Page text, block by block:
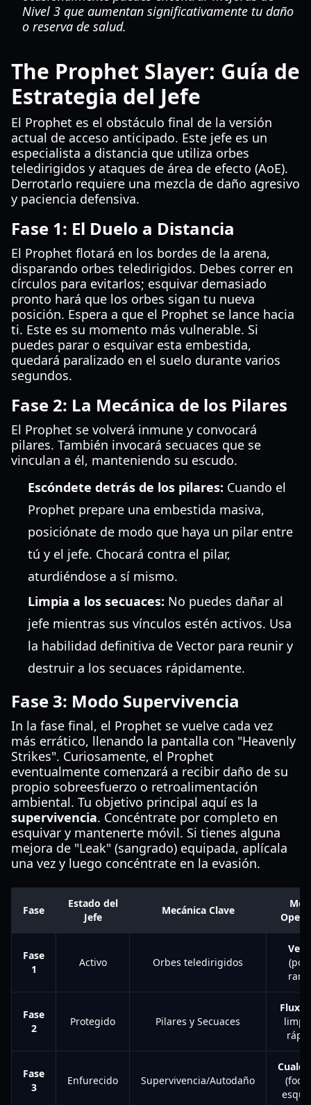
Nivel 3 que aumentan significativamente tu daño
o reserva de salud.
The Prophet Slayer: Guía de
Estrategia del Jefe
El Prophet es el obstáculo final de la versión
actual de acceso anticipado. Este jefe es un
especialista a distancia que utiliza orbes
teledirigidos y ataques de área de efecto (AoE).
Derrotarlo requiere una mezcla de daño agresivo
y paciencia defensiva.
Fase 1: El Duelo a Distancia
El Prophet flotará en los bordes de la arena,
disparando orbes teledirigidos. Debes correr en
círculos para evitarlos; esquivar demasiado
pronto hará que los orbes sigan tu nueva
posición. Espera a que el Prophet se lance hacia
ti. Este es su momento más vulnerable. Si
puedes parar o esquivar esta embestida,
quedará paralizado en el suelo durante varios
segundos.
Fase 2: La Mecánica de los Pilares
El Prophet se volverá inmune y convocará
pilares. También invocará secuaces que se
vinculan a él, manteniendo su escudo.
Escóndete detrás de los pilares: Cuando el
Prophet prepare una embestida masiva,
posiciónate de modo que haya un pilar entre
tú y el jefe. Chocará contra el pilar,
aturdiéndose a sí mismo.
Limpia a los secuaces: No puedes dañar al
jefe mientras sus vínculos estén activos. Usa
la habilidad definitiva de Vector para reunir y
destruir a los secuaces rápidamente.
Fase 3: Modo Supervivencia
In la fase final, el Prophet se vuelve cada vez
más errático, llenando la pantalla con "Heavenly
Strikes". Curiosamente, el Prophet
eventualmente comenzará a recibir daño de su
propio sobreesfuerzo o retroalimentación
ambiental. Tu objetivo principal aquí es la
supervivencia. Concéntrate por completo en
esquivar y mantenerte móvil. Si tienes alguna
mejora de "Leak" (sangrado) equipada, aplícala
una vez y luego concéntrate en la evasión.
Fase
Estado del
Jefe
Mecánica Clave
Fase
1
Activo Orbes teledirigidos
(por
Fase
2
Protegido Pilares y Secuaces
Flux
Fase
3
Enfurecido Supervivencia/Autodaño
(foco